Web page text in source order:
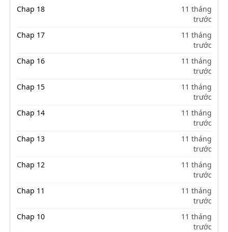
Chap 18
11 tháng
trước
Chap 17
11 tháng
trước
Chap 16
11 tháng
trước
Chap 15
11 tháng
trước
Chap 14
11 tháng
trước
Chap 13
11 tháng
trước
Chap 12
11 tháng
trước
Chap 11
11 tháng
trước
Chap 10
11 tháng
trước